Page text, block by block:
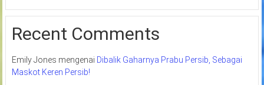
Recent Comments
Emily Jones mengenai Dibalik Gaharnya Prabu Persib, Sebagai
Maskot Keren Persib!